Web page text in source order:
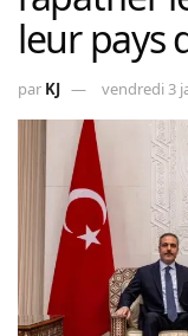
leur pays
par KJ vendredi 3